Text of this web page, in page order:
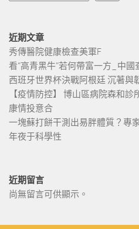
近期文章
秀傳醫院健康檢查美軍F
看“高青黑牛”若何帶富一方_中國
西班牙世界杯決戰阿根廷 沉著與
【疫情防控】 博山區病院森和
康情投意合
一塊蘇打餅干測出易胖體質？專
年夜于科學性
近期留言
尚無留言可供顯示。